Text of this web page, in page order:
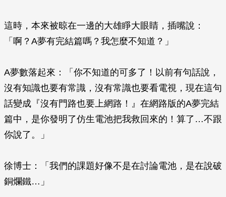
這時，本來被晾在一邊的大雄睜大眼睛，插嘴說：
「啊？A夢有完結篇嗎？我怎麼不知道？」
A夢數落起來：「你不知道的可多了！以前有句話說，
沒有知識也要有常識，沒有常識也要看電視，現在這句
話變成『沒有門路也要上網路！』在網路版的A夢完結
篇中，是你發明了仿生電池把我救回來的！算了…不跟
你說了。」
徐博士：「我們的課題好像不是在討論電池，是在說破
銅爛鐵…」